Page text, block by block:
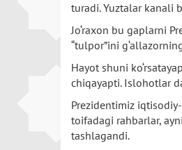
turadi. Yuztalar kanali
Jo‘raxon bu gaplarni
“tulpor”ini
Hayot shuni
chiqayapti. Islohotlar
Prezidentimiz
toifadagi rahbarlar,
tashlagandi.